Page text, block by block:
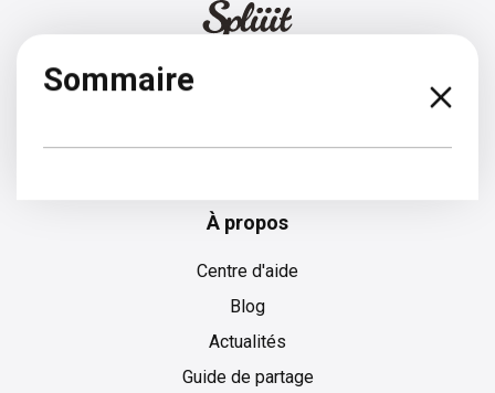
Sommaire
À propos
Centre d'aide
Blog
Actualités
Guide de partage